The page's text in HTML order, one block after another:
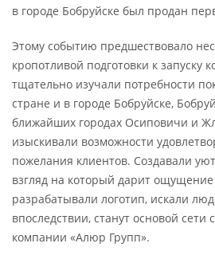
в городе Бобруйске был продан
Этому событию предшествовало
кропотливой подготовки к запуску
тщательно изучали потребности
стране и в городе Бобруйске,
ближайших городах Осиповичи и
изыскивали возможности
пожелания клиентов. Создавали
взгляд на который дарит
разрабатывали логотип, искали
впоследствии, станут основой сети
компании «Алюр Групп».